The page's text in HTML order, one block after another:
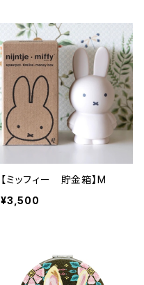
【ミッフィー 貯金箱】M
¥3,500